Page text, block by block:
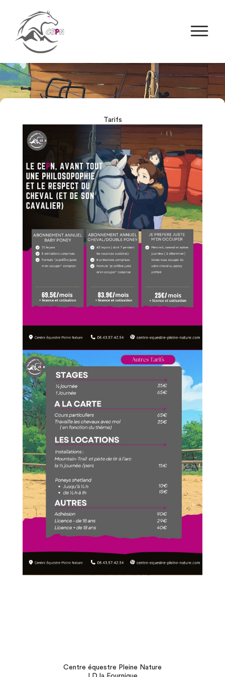
Tarifs
Centre équestre Pleine Nature